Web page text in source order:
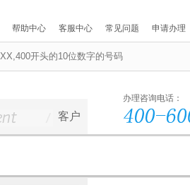
申请办理
常见问题
客服中心
帮助中心
客户
办理咨询电话：